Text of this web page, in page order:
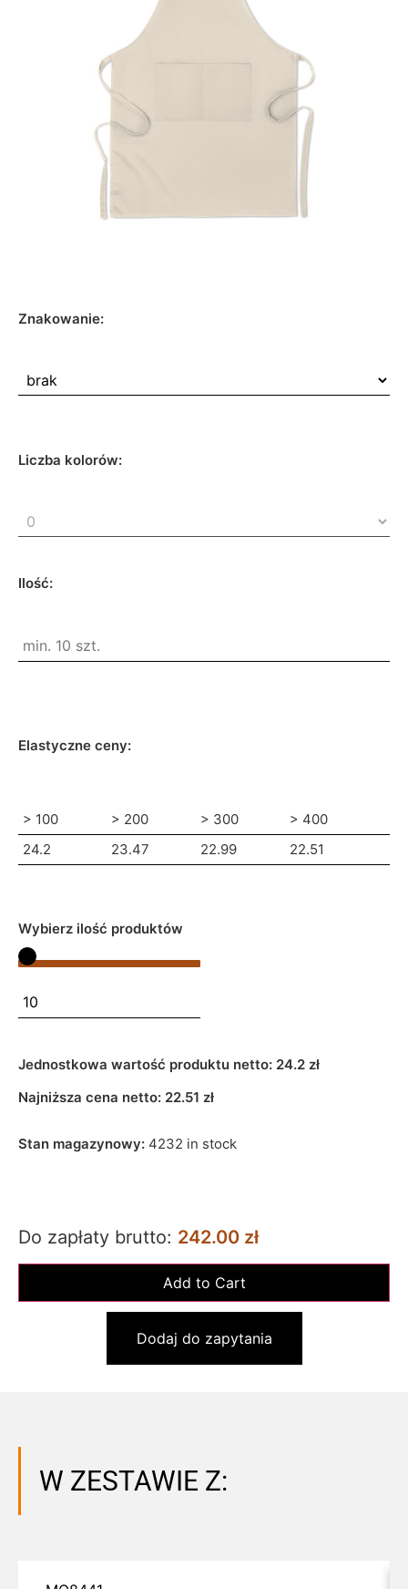
Znakowanie:
Liczba kolorów:
Ilość:
Elastyczne ceny:
> 100 > 200 > 300
> 400
24.2
23.47 22.99 22.51
Wybierz ilość produktów
Jednostkowa wartość produktu netto: 24.2 zł
Najniższa cena netto: 22.51 zł
Stan magazynowy: 4232 in stock
Do zapłaty brutto: 242.00 zł
Dodaj do zapytania
W ZESTAWIE Z: